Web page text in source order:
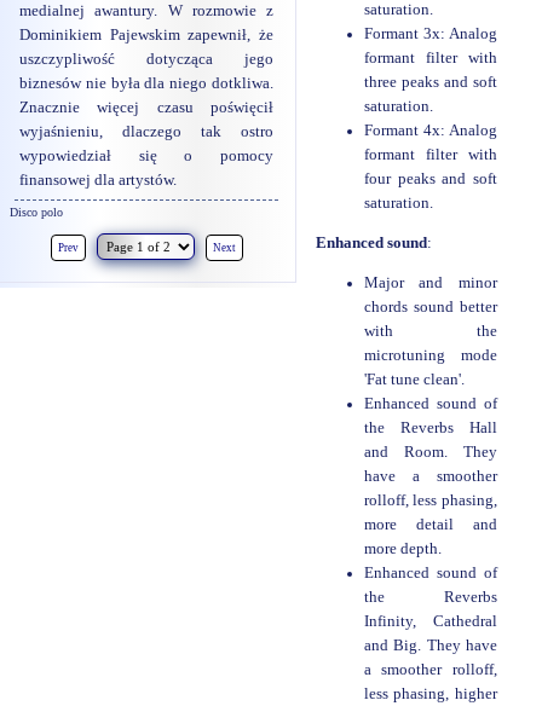
saturation.
Formant 3x: Analog
formant filter with
three peaks and soft
saturation.
Formant 4x: Analog
formant filter with
four peaks and soft
saturation.
Enhanced sound:
Major and minor
chords sound better
with the
microtuning mode
'Fat tune clean'.
Enhanced sound of
the Reverbs Hall
and Room. They
have a smoother
rolloff, less phasing,
more detail and
more depth.
Enhanced sound of
the Reverbs
Infinity, Cathedral
and Big. They have
a smoother rolloff,
less phasing, higher
medialnej awantury. W rozmowie z
Dominikiem Pajewskim zapewnił, że
uszczypliwość dotycząca jego
biznesów nie była dla niego dotkliwa.
Znacznie więcej czasu poświęcił
wyjaśnieniu, dlaczego tak ostro
wypowiedział się o pomocy
finansowej dla artystów.
Disco polo
Prev Next